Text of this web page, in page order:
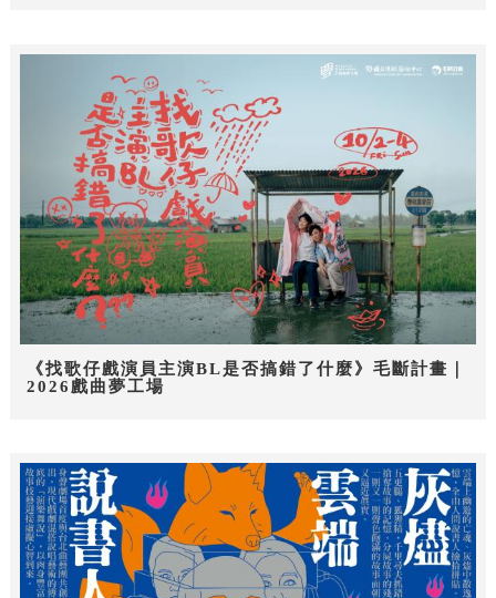
《找歌仔戲演員主演BL是否搞錯了什麼》毛斷計畫｜
2026戲曲夢工場